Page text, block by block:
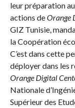
leur préparation
actions deOrange
GIZ Tunisie,
la Coopération
C’est dans cette
déployer dans les
Orange Digital
Nationale
Supérieur des